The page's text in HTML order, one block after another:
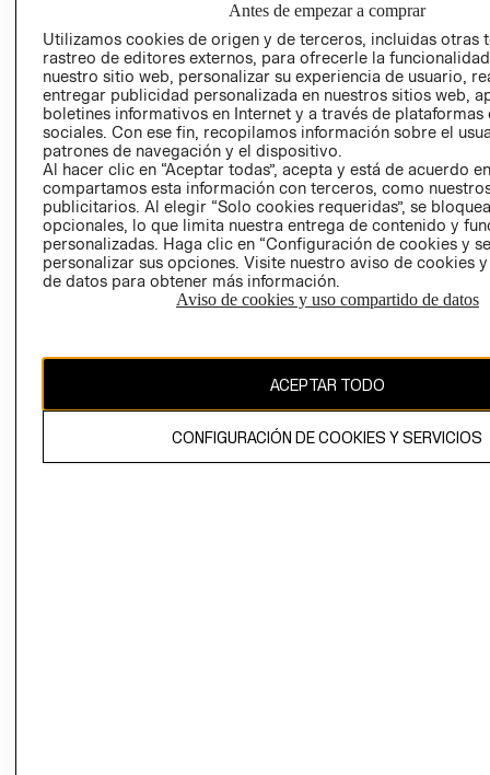
EMPRESARIAL
TÉRMINOS Y
CONDICIONES
AVISO DE
PRIVACIDAD
GIFT CARD
AVISO DE
COOKIES
Antes de empezar a comprar
Utilizamos cookies de origen y de terceros, incluidas otras
rastreo de editores externos, para ofrecerle la
nuestro sitio web, personalizar su experiencia de usuario,
entregar publicidad personalizada en nuestros sitios web,
boletines informativos en Internet y a través de plataformas
sociales. Con ese fin, recopilamos información sobre el
patrones de navegación y el dispositivo.
Al hacer clic en “Aceptar todas”, acepta y está de acuerdo
compartamos esta información con terceros, como
publicitarios. Al elegir “Solo cookies requeridas”, se
opcionales, lo que limita nuestra entrega de contenido y
personalizadas. Haga clic en “Configuración de cookies y
personalizar sus opciones. Visite nuestro aviso de cookies
de datos para obtener más información.
Aviso de cookies y uso compartido de datos
ACEPTAR TODO
CONFIGURACIÓN DE COOKIES Y SERVICIOS